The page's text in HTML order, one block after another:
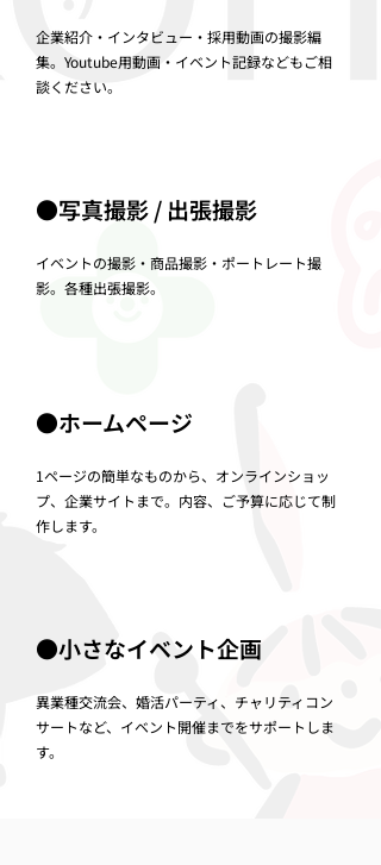
​企業紹介・インタビュー・採用動画の撮影編
集。Youtube用動画・イベント記録などもご相
談ください。
●写真撮影 / 出張撮影
イベントの撮影・商品撮影・ポートレート撮
影。各種出張撮影。
●ホームページ
​1ページの簡単なものから、オンラインショッ
プ、企業サイトまで。内容、ご予算に応じて制
作します。
●小さなイベント企画
異業種交流会、婚活パーティ、チャリティコン
サートなど、イベント開催までをサポートしま
す。